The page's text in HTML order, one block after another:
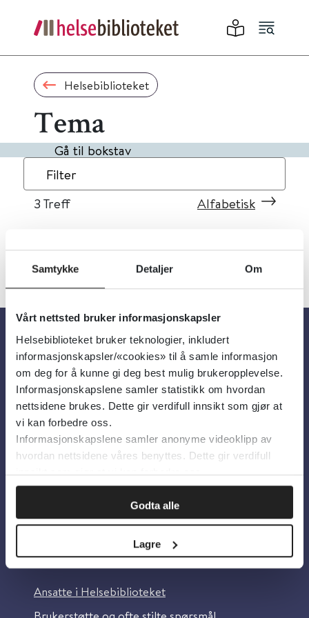
Samtykke Detaljer Om
Vårt nettsted bruker informasjonskapsler
Helsebiblioteket bruker teknologier, inkludert
informasjonskapsler/«cookies» til å samle informasjon
om deg for å kunne gi deg best mulig brukeropplevelse.
Informasjonskapslene samler statistikk om hvordan
nettsidene brukes. Dette gir verdifull innsikt som gjør at
vi kan forbedre oss.
Informasjonskapslene samler anonyme videoklipp av
hvordan nettsidene våres benyttes. Dette gir verdifull
innsikt som gjør at vi kan forbedre oss.
Godta alle
Lagre
Helsebiblioteket
Tema
Gå til bokstav
Filter
3 Treff Alfabetisk
Om oss
Om Helsebiblioteket
Personvern og informasjonskapsler
Tilgjengelighetserklæring
Information in English
Ansatte i Helsebiblioteket